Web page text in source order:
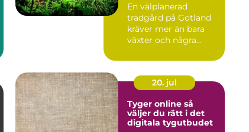
En välplanerad
trädgård på Gotland
kräver mer än bara
växter och några
salt ...
20. jul
Tyger online så
väljer du rätt i det
digitala tygutbudet